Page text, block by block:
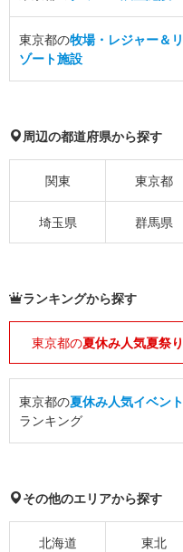
東京都の牧場・レジャー＆リ
ゾート施設
周辺の都道府県から探す
関東 東京都
埼玉県 群馬県
ランキングから探す
東京都の夏休み人気夏祭り
東京都の夏休み人気イベント
ランキング
その他のエリアから探す
北海道 東北